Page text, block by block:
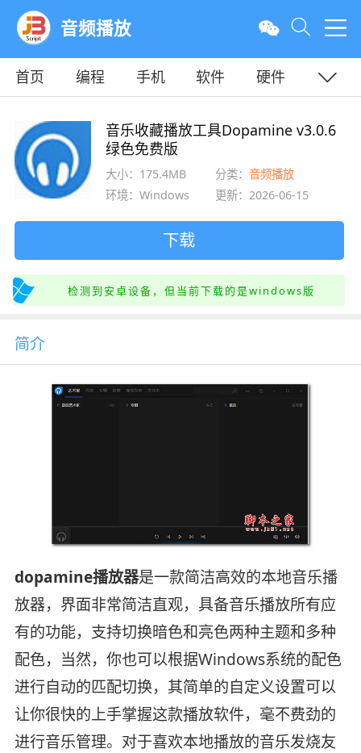
音频播放
首页 编程 手机 软件
硬件
音乐收藏播放工具Dopamine v3.0.6
绿色免费版
大小：175.4MB 分类：音频播放
环境：Windows
更新：2026-06-15
下载
检测到安卓设备，但当前下载的是windows版
简介
dopamine播放器是一款简洁高效的本地音乐播
放器，界面非常简洁直观，具备音乐播放所有应
有的功能，支持切换暗色和亮色两种主题和多种
配色，当然，你也可以根据Windows系统的配色
进行自动的匹配切换，其简单的自定义设置可以
让你很快的上手掌握这款播放软件，毫不费劲的
进行音乐管理。对于喜欢本地播放的音乐发烧友